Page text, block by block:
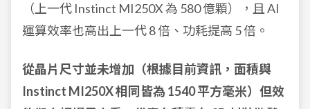
（上一代 Instinct MI250X 為 580 億顆），且 AI
運算效率也高出上一代 8 倍、功耗提高 5 倍。
從晶片尺寸並未增加（根據目前資訊，面積與
Instinct MI250X 相同皆為 1540 平方毫米）但效